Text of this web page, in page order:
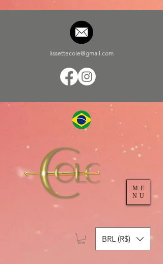
ME
NU
lissettecole@gmail.com
BRL (R$)